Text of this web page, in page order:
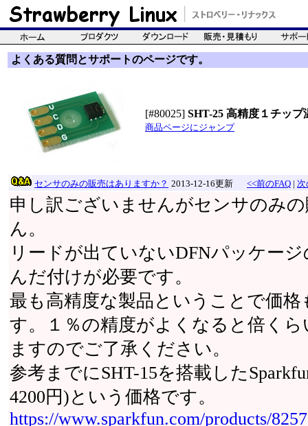
よくある質問とサポートのページです。
[#80025] SHT-25 高精度１チッ
商品ページにジャンプ
センサのみの販売はありますか？ 2013-12-16更新 <<前のFAQ | 次
申し訳ございませんがセンサのみ
ん。
リードが出ていないDFNパッケー
んだ付けが必要です。
最も高精度な製品ということで価
す。１％の精度がよくなると倍く
ますのでご了承ください。
参考までにSHT-15を搭載した
4200円)という価格です。
https://www.sparkfun.com/products/8257